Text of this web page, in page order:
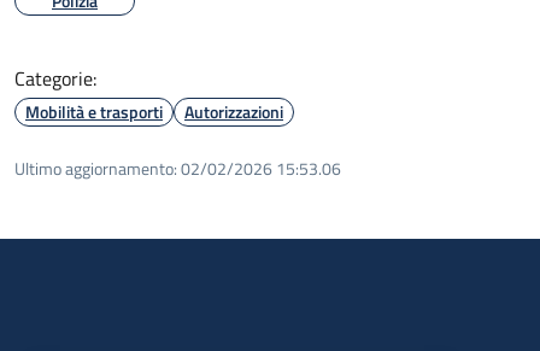
Categorie:
Mobilità e trasporti Autorizzazioni
Ultimo aggiornamento:02/02/2026 15:53.06